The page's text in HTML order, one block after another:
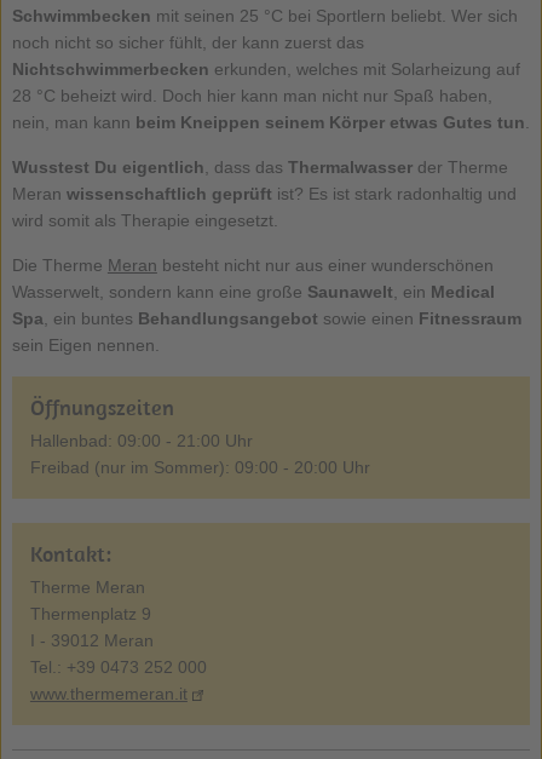
Schwimmbecken mit seinen 25 °C bei Sportlern beliebt. Wer sich
noch nicht so sicher fühlt, der kann zuerst das
Nichtschwimmerbecken erkunden, welches mit Solarheizung auf
28 °C beheizt wird. Doch hier kann man nicht nur Spaß haben,
nein, man kann beim Kneippen seinem Körper etwas Gutes tun
Wusstest Du eigentlich , dass das Thermalwasserder Therme
Meran wissenschaftlich geprüft ist? Es ist stark radonhaltig und
wird somit als Therapie eingesetzt.
Die Therme Meran besteht nicht nur aus einer wunderschönen
Wasserwelt, sondern kann eine große Saunawelt , ein Medical
Spa , ein buntes Behandlungsangebot sowie einen Fitnessraum
sein Eigen nennen.
Öffnungszeiten
Hallenbad: 09:00 - 21:00 Uhr
Freibad (nur im Sommer): 09:00 - 20:00 Uhr
Kontakt:
Therme Meran
Thermenplatz 9
I - 39012 Meran
Tel.: +39 0473 252 000
www.thermemeran.it